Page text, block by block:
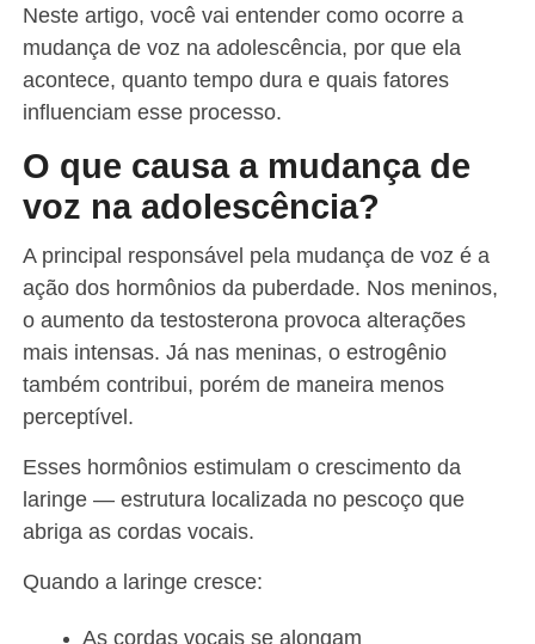
Neste artigo, você vai entender como ocorre a
mudança de voz na adolescência, por que ela
acontece, quanto tempo dura e quais fatores
influenciam esse processo.
O que causa a mudança de
voz na adolescência?
A principal responsável pela mudança de voz é a
ação dos hormônios da puberdade. Nos meninos,
o aumento da testosterona provoca alterações
mais intensas. Já nas meninas, o estrogênio
também contribui, porém de maneira menos
perceptível.
Esses hormônios estimulam o crescimento da
laringe — estrutura localizada no pescoço que
abriga as cordas vocais.
Quando a laringe cresce:
As cordas vocais se alongam